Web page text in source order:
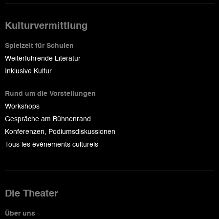
Kulturvermittlung
Spielzeit für Schulen
Weiterführende Literatur
Inklusive Kultur
Rund um die Vorstellungen
Workshops
Gespräche am Bühnenrand
Konferenzen, Podiumsdiskussionen
Tous les événements culturels
Die Theater
Über uns